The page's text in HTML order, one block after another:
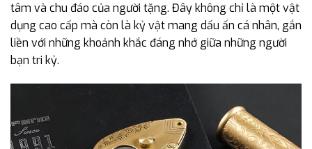
tâm và chu đáo của người tặng. Đây không chỉ là một vật
dụng cao cấp mà còn là kỷ vật mang dấu ấn cá nhân, gắn
liền với những khoảnh khắc đáng nhớ giữa những người
bạn tri kỷ.